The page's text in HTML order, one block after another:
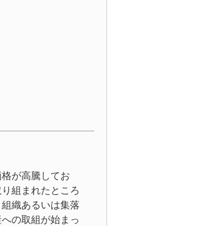
が高騰してお
組まれたところ
織あるいは集落
の取組が始まっ